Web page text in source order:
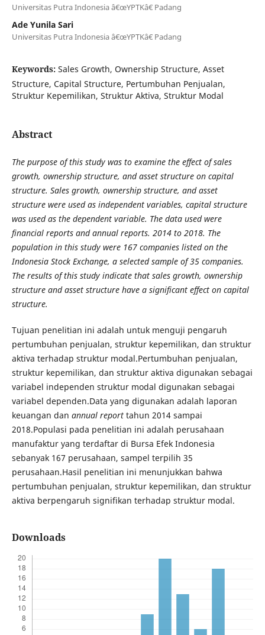
Universitas Putra Indonesia â€œYPTKâ€ Padang
Ade Yunila Sari
Universitas Putra Indonesia â€œYPTKâ€ Padang
Keywords: Sales Growth, Ownership Structure, Asset
Structure, Capital Structure, Pertumbuhan Penjualan,
Struktur Kepemilikan, Struktur Aktiva, Struktur Modal
Abstract
The purpose of this study was to examine the effect of sales
growth, ownership structure, and asset structure on capital
structure. Sales growth, ownership structure, and asset
structure were used as independent variables, capital structure
was used as the dependent variable. The data used were
financial reports and annual reports. 2014 to 2018. The
population in this study were 167 companies listed on the
Indonesia Stock Exchange, a selected sample of 35 companies.
The results of this study indicate that sales growth, ownership
structure and asset structure have a significant effect on capital
structure.
Tujuan penelitian ini adalah untuk menguji pengaruh
pertumbuhan penjualan, struktur kepemilikan, dan struktur
aktiva terhadap struktur modal.Pertumbuhan penjualan,
struktur kepemilikan, dan struktur aktiva digunakan sebagai
variabel independen struktur modal digunakan sebagai
variabel dependen.Data yang digunakan adalah laporan
keuangan dan annual report tahun 2014 sampai
2018.Populasi pada penelitian ini adalah perusahaan
manufaktur yang terdaftar di Bursa Efek Indonesia
sebanyak 167 perusahaan, sampel terpilih 35
perusahaan.Hasil penelitian ini menunjukkan bahwa
pertumbuhan penjualan, struktur kepemilikan, dan struktur
aktiva berpengaruh signifikan terhadap struktur modal.
Downloads